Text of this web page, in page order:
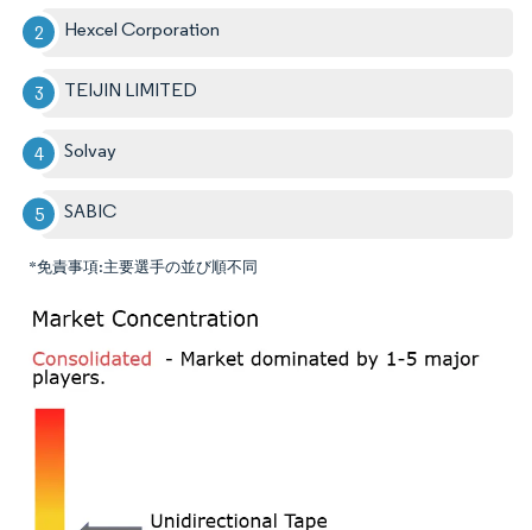
Hexcel Corporation
TEIJIN LIMITED
Solvay
SABIC
*免責事項:主要選手の並び順不同